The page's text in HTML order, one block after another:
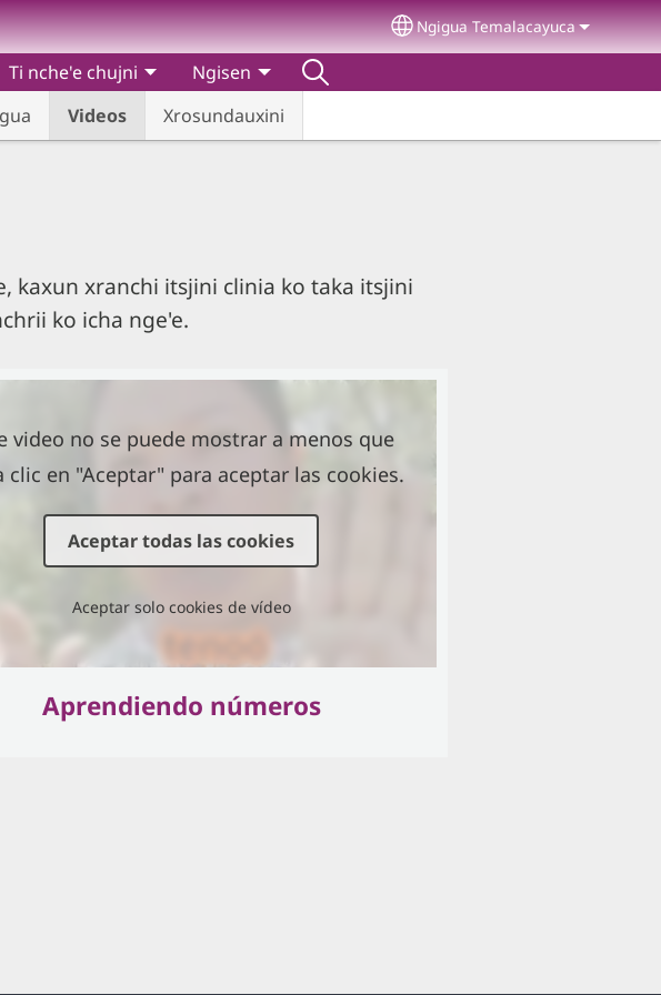
Select your language
Ngigua Temalacayuca
Videos Xrosundauxini
Ti nche'e chujni Ngisen
kaxun xranchi itsjini clinia ko taka itsjini
ko icha nge'e.
video no se puede mostrar a menos que
clic en "Aceptar" para aceptar las cookies.
Aceptar todas las cookies
Aceptar solo cookies de vídeo
Aprendiendo números